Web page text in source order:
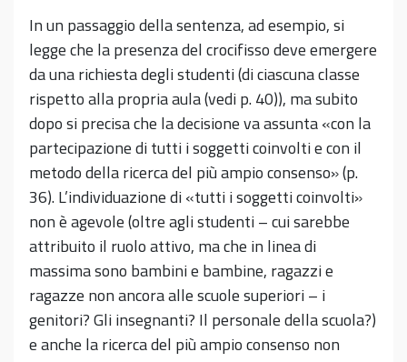
In un passaggio della sentenza, ad esempio, si
legge che la presenza del crocifisso deve emergere
da una richiesta degli studenti (di ciascuna classe
rispetto alla propria aula (vedi p. 40)), ma subito
dopo si precisa che la decisione va assunta «con la
partecipazione di tutti i soggetti coinvolti e con il
metodo della ricerca del più ampio consenso» (p.
36). L’individuazione di «tutti i soggetti coinvolti»
non è agevole (oltre agli studenti – cui sarebbe
attribuito il ruolo attivo, ma che in linea di
massima sono bambini e bambine, ragazzi e
ragazze non ancora alle scuole superiori – i
genitori? Gli insegnanti? Il personale della scuola?)
e anche la ricerca del più ampio consenso non